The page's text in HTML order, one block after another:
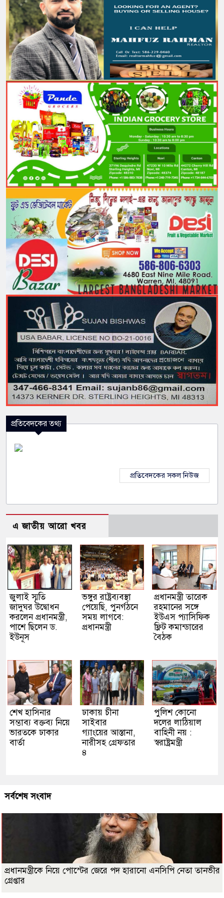
প্রতিবেদকের তথ্য
প্রতিবেদকের সকল নিউজ
এ জাতীয় আরো খবর
জুলাই স্মৃতি
জাদুঘর উদ্বোধন
করলেন প্রধানমন্ত্রী,
পাশে ছিলেন ড.
ইউনূস
ভঙ্গুর রাষ্ট্রব্যবস্থা
পেয়েছি, পুনর্গঠনে
সময় লাগবে:
প্রধানমন্ত্রী
প্রধানমন্ত্রী তারেক
রহমানের সঙ্গে
ইউএস প্যাসিফিক
ফ্লিট কমান্ডারের
বৈঠক
শেখ হাসিনার
সম্ভাব্য বক্তব্য নিয়ে
ভারতকে ঢাকার
বার্তা
ঢাকায় চীনা
সাইবার
গ্যাংয়ের আস্তানা,
নারীসহ গ্রেফতার
৪
পুলিশ কোনো
দলের লাঠিয়াল
বাহিনী নয় :
স্বরাষ্ট্রমন্ত্রী
সর্বশেষ সংবাদ
প্রধানমন্ত্রীকে নিয়ে পোস্টের জেরে পদ হারানো এনসিপি নেতা তানভীর
গ্রেপ্তার